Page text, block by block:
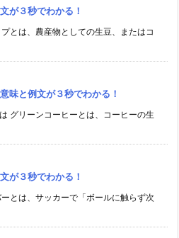
が３秒でわかる！
とは、農産物としての生豆、またはコ
味と例文が３秒でわかる！
グリーンコーヒーとは、コーヒーの生
が３秒でわかる！
とは、サッカーで「ボールに触らず次